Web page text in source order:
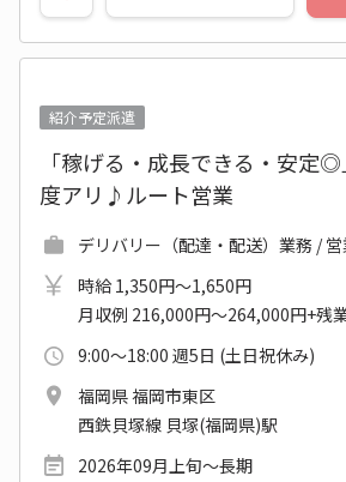
紹介予定派遣
「稼げる・成長できる・安定
度アリ♪ルート営業
デリバリー（配達・配送）業務 /
時給 1,350円～1,650円
月収例 216,000円～264,000円+残
9:00～18:00 週5日 (土日祝休み)
福岡県 福岡市東区
西鉄貝塚線 貝塚(福岡県)駅
2026年09月上旬～長期